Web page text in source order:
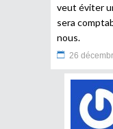
veut éviter
sera
nous.
26